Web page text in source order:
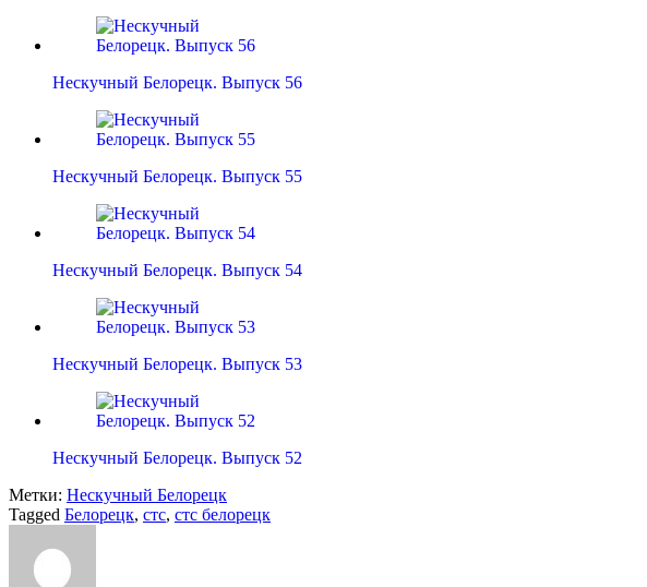
Нескучный Белорецк. Выпуск 56
Нескучный Белорецк. Выпуск 55
Нескучный Белорецк. Выпуск 54
Нескучный Белорецк. Выпуск 53
Нескучный Белорецк. Выпуск 52
Метки: Нескучный Белорецк
Tagged Белорецк, стс, стс белорецк